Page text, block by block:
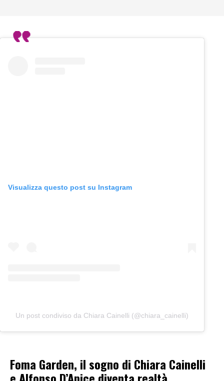
Visualizza questo post su Instagram
Un post condiviso da Chiara Cainelli (@chiara_cainelli)
Foma Garden, il sogno di Chiara Cainelli